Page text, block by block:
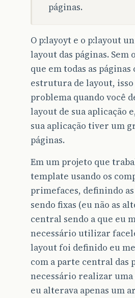
páginas.
O p:layoyt e o p:layout
layout das páginas. Sem
que em todas as
estrutura de layout,
problema quando você
layout de sua aplicação
sua aplicação tiver um
páginas.
Em um projeto que
template usando os
primefaces, definindo
sendo fixas (eu não as
central sendo a que eu
necessário utilizar
layout foi definido eu
com a parte central das
necessário realizar
eu alterava apenas um